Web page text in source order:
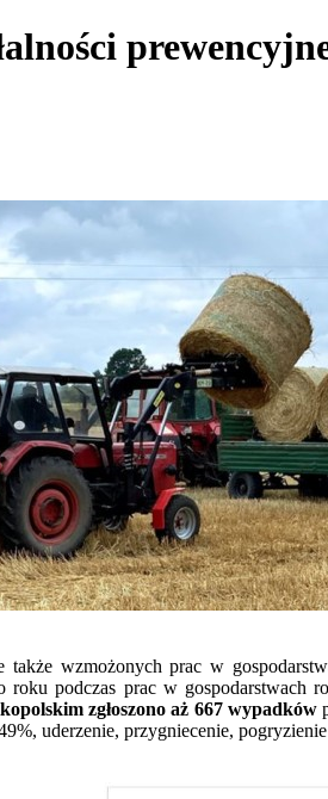
wzmożonych prac w
roku podczas prac w
zgłoszono aż 667 wypadków
uderzenie, przygniecenie,